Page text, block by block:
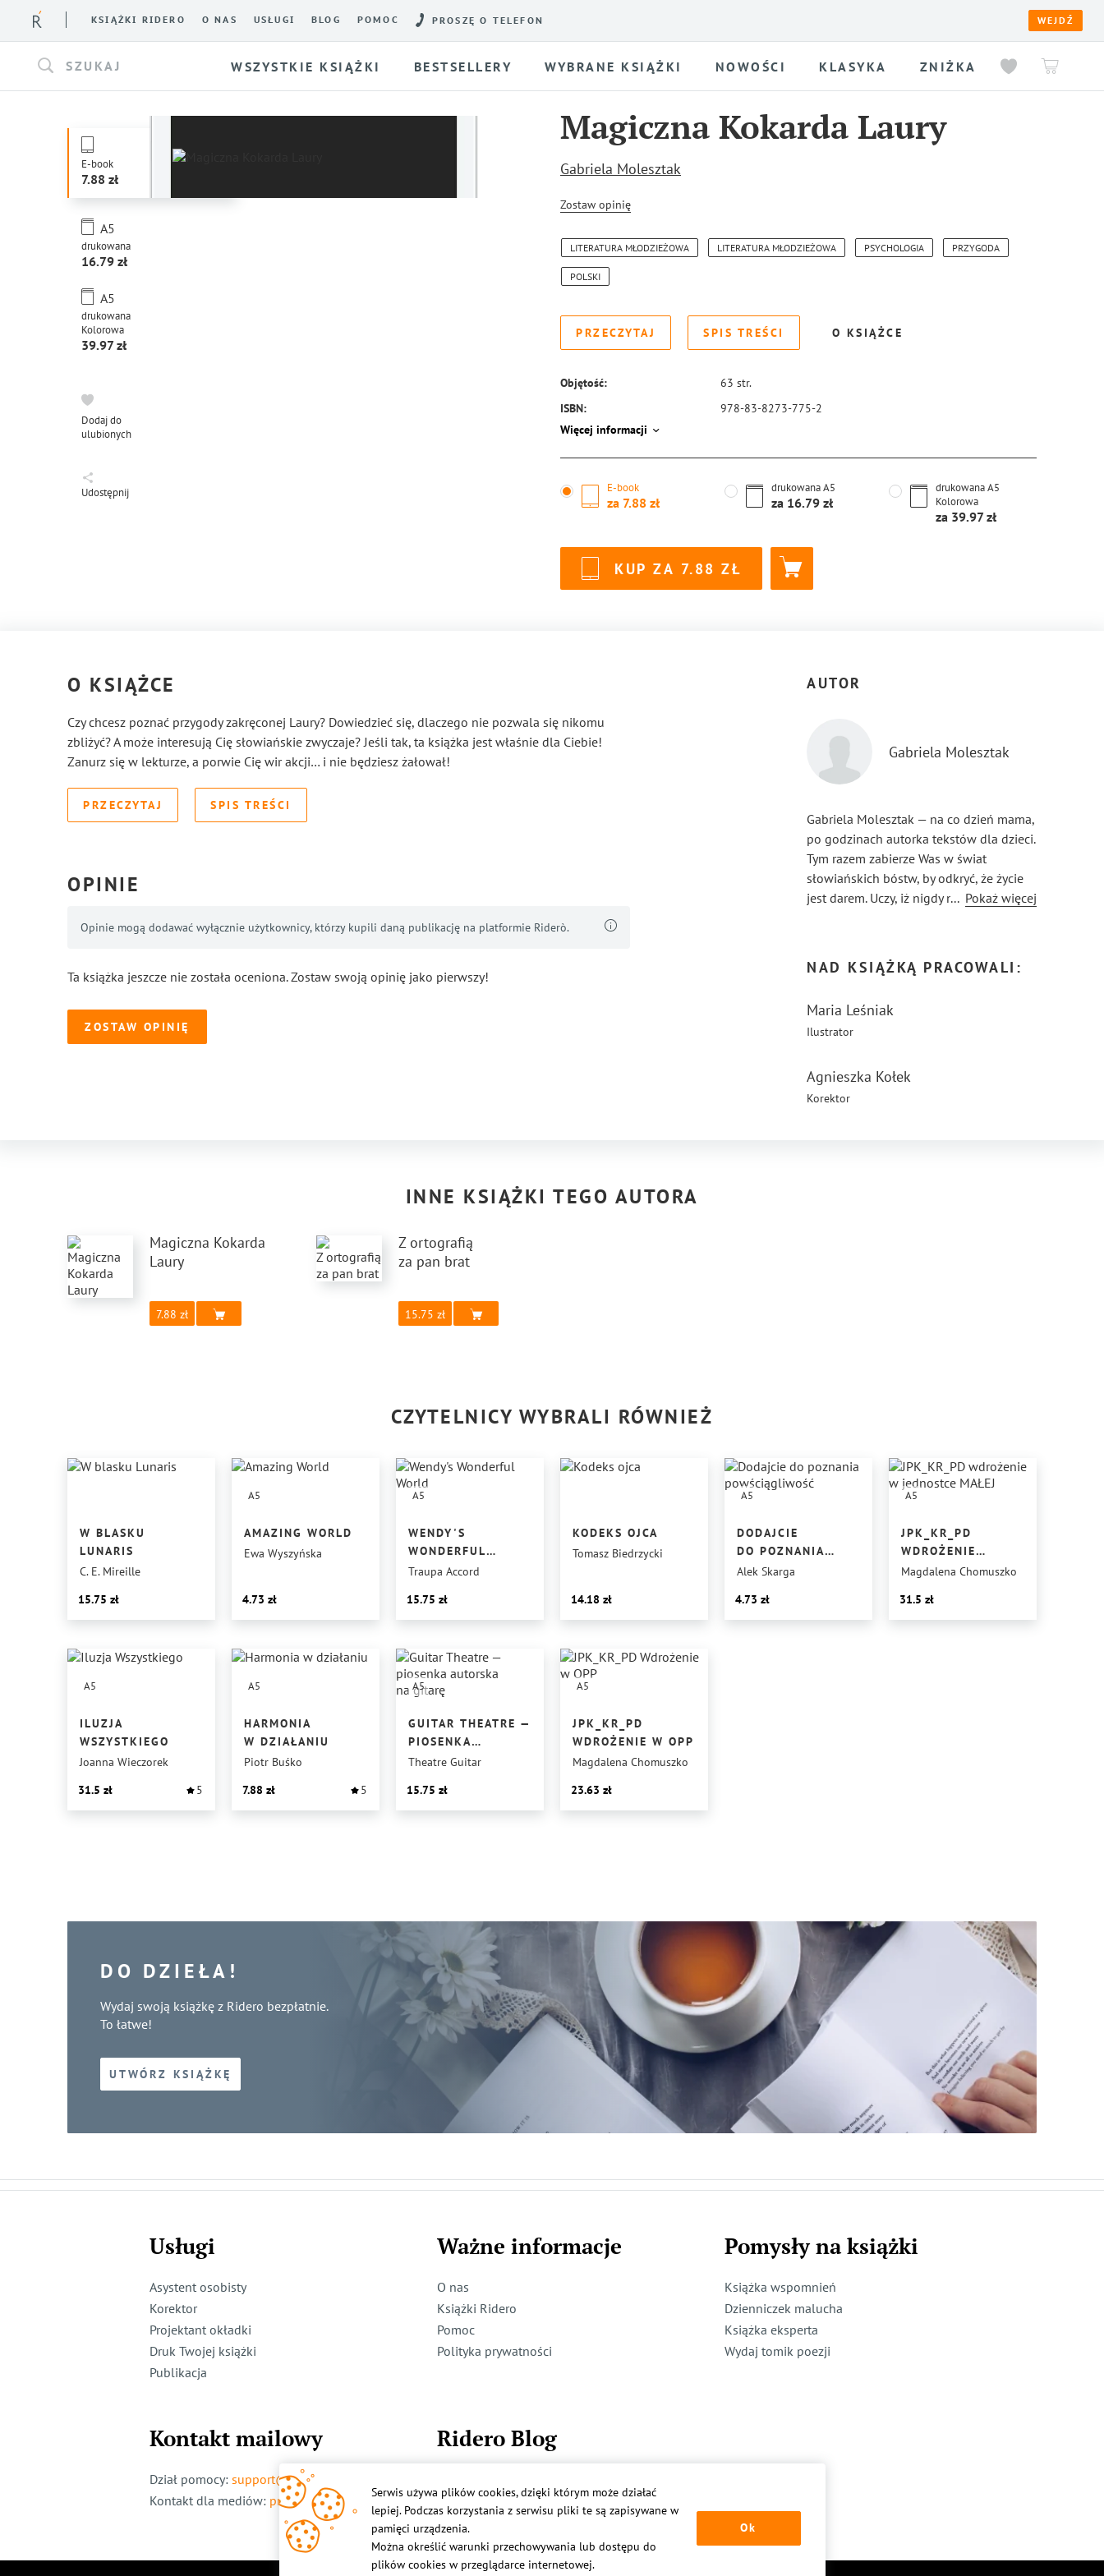
KSIĄŻKI RIDERO O NAS USŁUGI BLOG POMOC PROSZĘ O TELEFON WEJDŹ
SZUKAJ WSZYSTKIE KSIĄŻKI BESTSELLERY WYBRANE KSIĄŻKI NOWOŚCI KLASYKA ZNIŻKA
E-book
7.88
drukowana
A5
16.79
drukowana
A5
Kolorowa
39.97
Dodaj do
ulubionych
Udostępnij
Magiczna Kokarda Laury
Gabriela Molesztak
Zostaw opinię
LITERATURA MŁODZIEŻOWA LITERATURA MŁODZIEŻOWA PSYCHOLOGIA PRZYGODA
POLSKI
PRZECZYTAJ SPIS TREŚCI O KSIĄŻCE
Objętość: 63 str.
ISBN:
978-83-8273-775-2
Więcej informacji
E-book
za 7.88
drukowanaA5
za 16.79
drukowanaA5
Kolorowa
za 39.97
KUP ZA 7.88
O KSIĄŻCE
Czy chcesz poznać przygody zakręconej Laury? Dowiedzieć się, dlaczego nie pozwala się nikomu
zbliżyć? A może interesują Cię słowiańskie zwyczaje? Jeśli tak, ta książka jest właśnie dla Ciebie!
Zanurz się w lekturze, a porwie Cię wir akcji… i nie będziesz żałował!
PRZECZYTAJ SPIS TREŚCI
OPINIE
Opinie mogą dodawać wyłącznie użytkownicy, którzy kupili daną publikację na platformie Riderò.
Ta książka jeszcze nie została oceniona. Zostaw swoją opinię jako pierwszy!
ZOSTAW OPINIĘ
AUTOR
Gabriela Molesztak
Gabriela Molesztak — na co dzień mama,
po godzinach autorka tekstów dla dzieci.
Tym razem zabierze Was w świat
słowiańskich bóstw, by odkryć, że życie
jest darem. Uczy, iż nigdy nie należy się
... Pokaż więcej
NAD KSIĄŻKĄ PRACOWALI:
Maria Leśniak
Ilustrator
Agnieszka Kołek
Korektor
INNE KSIĄŻKI TEGO AUTORA
Magiczna Kokarda
Laury
7.88
Z ortografią
za pan brat
15.75
CZYTELNICY WYBRALI RÓWNIEŻ
W BLASKU
LUNARIS
C. E. Mireille
15.75
A5
AMAZING WORLD
Ewa Wyszyńska
4.73
A5
WENDY'S
WONDERFUL
WORLD
Traupa Accord
15.75
KODEKS OJCA
Tomasz Biedrzycki
14.18
A5
DODAJCIE
DO POZNANIA
POWŚCIĄGLIWOŚĆ
Alek Skarga
4.73
A5
JPK_KR_PD
WDROŻENIE
W JEDNOSTCE
Magdalena Chomuszko
31.5
A5
ILUZJA
WSZYSTKIEGO
Joanna Wieczorek
31.5
5
A5
HARMONIA
W DZIAŁANIU
Piotr Buśko
7.88
5
A5
GUITAR THEATRE —
PIOSENKA
AUTORSKA
Theatre Guitar
15.75
A5
JPK_KR_PD
WDROŻENIE W OPP
Magdalena Chomuszko
23.63
DO DZIEŁA!
Wydaj swoją książkę z Ridero bezpłatnie.
To łatwe!
UTWÓRZ KSIĄŻKĘ
Usługi
Asystent osobisty
Korektor
Projektant okładki
Druk Twojej książki
Publikacja
Ważne informacje
O nas
Książki Ridero
Pomoc
Polityka prywatności
Pomysły na książki
Książka wspomnień
Dzienniczek malucha
Książka eksperta
Wydaj tomik poezji
Kontakt mailowy
Dział pomocy: support@ridero.pl
Kontakt dla mediów: pr@ridero.pl
Ridero Blog
Więcej
Serwis używa plików cookies, dzięki którym może działać
lepiej. Podczas korzystania z serwisu pliki te są zapisywane w
pamięci urządzenia.
Można określić warunki przechowywania lub dostępu do
plików cookies w przeglądarce internetowej.
Ok